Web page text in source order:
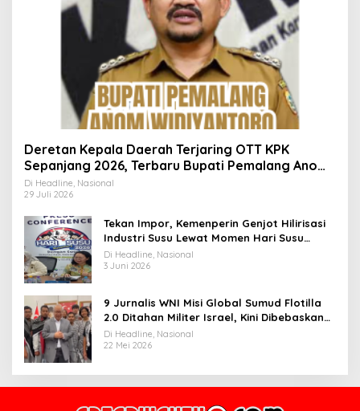
Deretan Kepala Daerah Terjaring OTT KPK
Sepanjang 2026, Terbaru Bupati Pemalang Anom
Widiyantoro
Di Headline, Nasional
29 Juli 2026
Tekan Impor, Kemenperin Genjot Hilirisasi
Industri Susu Lewat Momen Hari Susu
Nusantara 2026
Di Headline, Nasional
3 Juni 2026
9 Jurnalis WNI Misi Global Sumud Flotilla
2.0 Ditahan Militer Israel, Kini Dibebaskan
dan Dievakuasi ke Istanbul
Di Headline, Nasional
22 Mei 2026